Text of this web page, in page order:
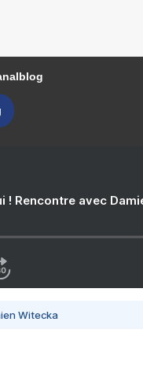
! Rencontre avec
Witecka